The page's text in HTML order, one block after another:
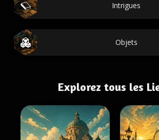
Intrigues
Objets
Explorez tous les